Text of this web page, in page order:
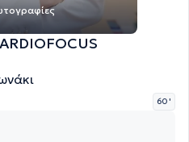
60 '